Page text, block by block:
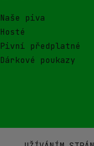
Naše piva
Hosté
Pivní předplatné
Dárkové poukazy